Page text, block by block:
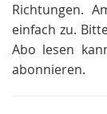
Richtungen.
einfach zu.
Abo lesen
abonnieren.